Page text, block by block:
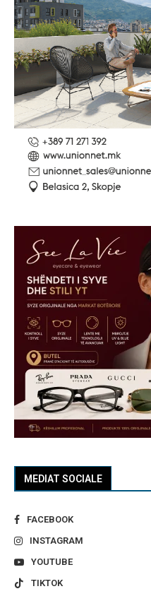
MEDIAT SOCIALE
FACEBOOK
INSTAGRAM
YOUTUBE
TIKTOK